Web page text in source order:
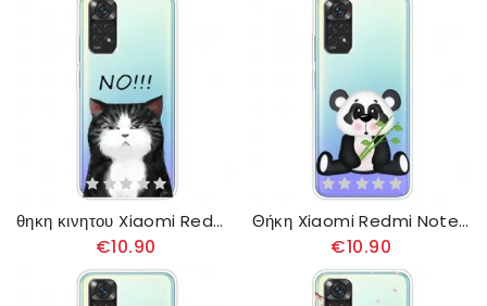
θηκη κινητου Xiaomi Redmi Note 11 Pro 4G / 5G Η Γάτα Που Λέει Όχι
€10.90
Θήκη Xiaomi Redmi Note 11 Pro 4G / 5G Θλιμμένο Πάντα
€10.90